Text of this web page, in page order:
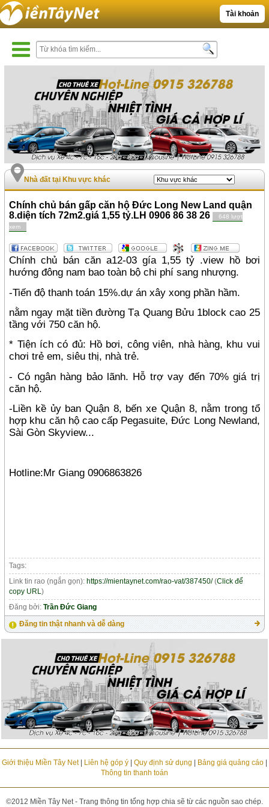
Tài khoản
Nhà đất tại Khu vực khác
Chính chủ bán gấp căn hộ Đức Long New Land quận
8.diện tích 72m2.giá 1,55 tỷ.LH 0906 86 38 26
648 lượt
xem
Chính chủ bán căn a12-03 gía 1,55 tỷ .view hồ bơi
hướng đông nam bao toàn bộ chi phí sang nhượng.
-Tiến độ thanh toán 15%.dự án xây xong phần hầm.
nằm ngay mặt tiền đường Tạ Quang Bửu 1block cao 25
tầng với 750 căn hộ.
* Tiện ích có đủ: Hồ bơi, công viên, nhà hàng, khu vui
chơi trẻ em, siêu thị, nhà trẻ.
- Có ngân hàng bảo lãnh. Hỗ trợ vay đến 70% giá trị
căn hộ.
-Liền kề ủy ban Quận 8, bến xe Quận 8, nằm trong tổ
hợp khu căn hộ cao cấp Pegasuite, Đức Long Newland,
Sài Gòn Skyview...
Hotline:Mr Giang 0906863826
Tags:
Link tin rao (ngắn gọn): https://mientaynet.com/rao-vat/387450/(Click để
copy URL)
Đăng bởi:Trần Đức Giang
Đăng tin thật nhanh và dễ dàng
Giới thiệu Miền Tây Net| Liên hệ góp ý| Quy định sử dụng Bảng giá quảng cáo|
Thông tin thanh toán
©2012 Miền Tây Net - Trang thông tin tổng hợp chia sẽ từ các nguồn sao chép.